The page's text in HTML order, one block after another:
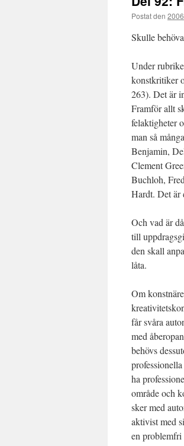
Postat den
Skulle
Under
konstkritiker
263). Det är
Framför allt
felaktigheter
man så
Benjamin,
Clement
Buchloh,
Hardt. Det är
Och vad är
till
den skall
låta.
Om
får svåra
med
behövs
ha
område och
sker med
aktivist med
en problemfri